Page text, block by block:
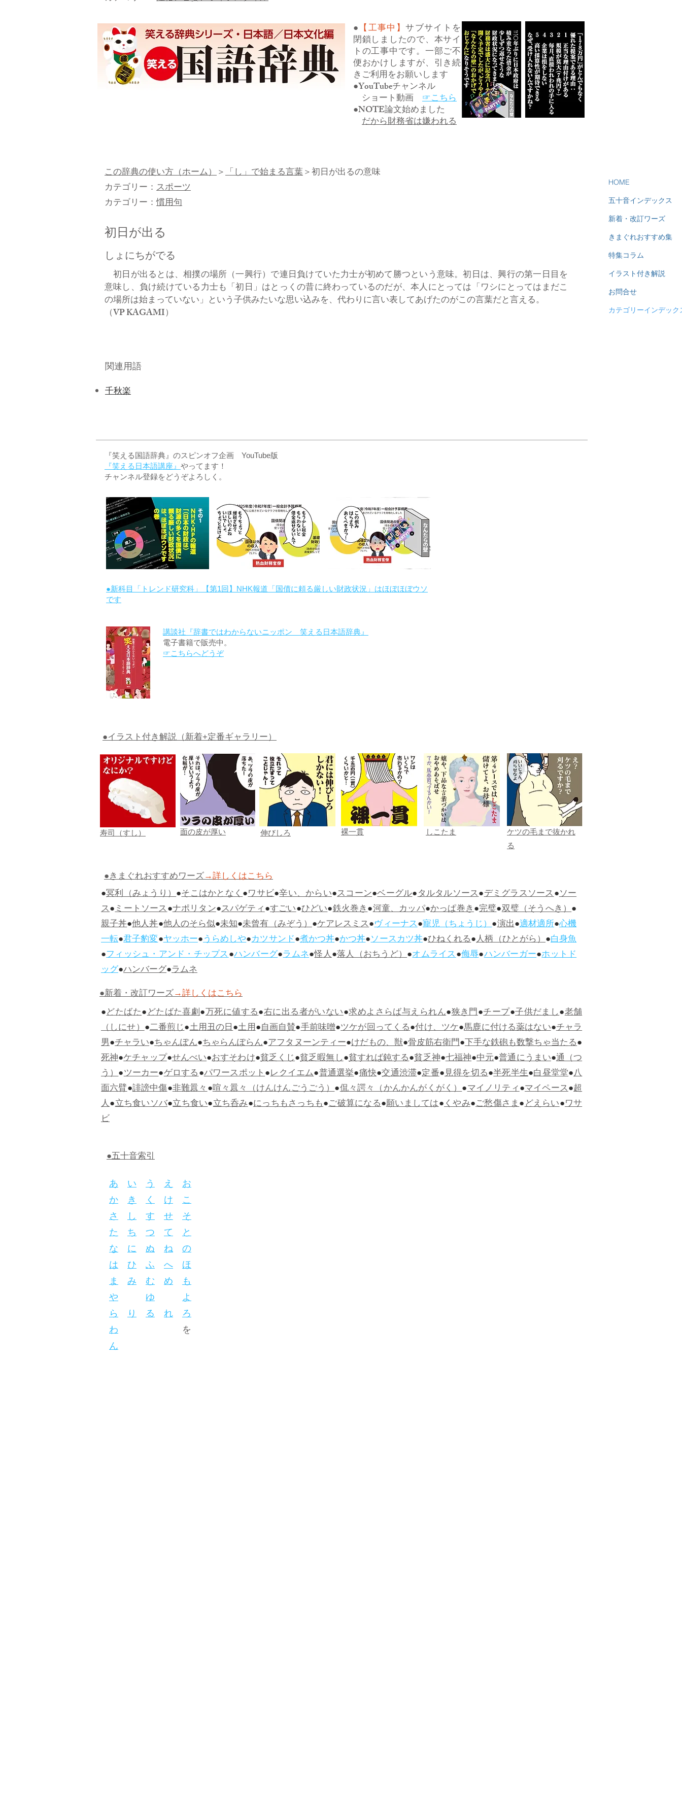
● 【工事中】サブサイトを
閉鎖しましたので、本サイ
トの工事中です。一部ご不
便おかけしますが、引き続
きご利用をお願いします
●YouTubeチャンネル
ショート動画 ☞こちら
●NOTE論文始めました
だから財務省は嫌われる
この辞典の使い方（ホーム）＞「し」で始まる言葉＞初日が出るの意味
カテゴリー： スポーツ
カテゴリー：慣用句
初日が出る
しょにちがでる
初日が出るとは、相撲の場所（一興行）で連日負けていた力士が初めて勝つという意味。初日は、興行の第一日目を
意味し、負け続けている力士も「初日」はとっくの昔に終わっているのだが、本人にとっては「ワシにとってはまだこ
の場所は始まっていない」という子供みたいな思い込みを、代わりに言い表してあげたのがこの言葉だと言える。
​（VP KAGAMI）
関連用語
千秋楽
HOME
五十音インデックス
新着・改訂ワーズ
きまぐれおすすめ集
特集コラム
イラスト付き解説
お問合せ
カテゴリーインデック
『笑える国語辞典』のスピンオフ企画 YouTube版
『笑える日本語講座』 やってます！
チャンネル登録をどうぞよろしく。
●新科目「トレンド研究科」【第1回】NHK報道「国債に頼る厳しい財政状況」はほぼほぼウソ
です
講談社『辞書ではわからないニッポン 笑える日本語辞典』
電子書籍で販売中。
☞こちらへどうぞ
●イラスト付き解説（新着+定番ギャラリー）
寿司（すし） 面の皮が厚い 伸びしろ 裸一貫 しこたま
ケツの毛まで抜かれ
る
●きまぐれおすすめワーズ→詳しくはこちら
●冥利（みょうり）●そこはかとなく●ワサビ●辛い、からい●スコーン●ベーグル●タルタルソース●デミグラスソース●ソー
ス●ミートソース●ナポリタン●スパゲティ●すごい●ひどい●鉄火巻き●河童、カッパ●かっぱ巻き●完璧●双璧（そうへき）●
親子丼●他人丼●他人のそら似●未知●未曾有（みぞう）●ケアレスミス●ヴィーナス●寵児（ちょうじ）●演出●適材適所●心機
一転●君子豹変●ヤッホー●うらめしや●カツサンド●煮かつ丼●かつ丼●ソースカツ丼●ひねくれる●人柄（ひとがら）●白身魚
●フィッシュ・アンド・チップス●ハンバーグ●ラムネ●怪人●落人（おちうど）●オムライス●侮辱●ハンバーガー●ホットド
ッグ●ハンバーグ●ラムネ
●新着・改訂ワーズ→詳しくはこちら
●どたばた●どたばた喜劇●万死に値する●右に出る者がいない●求めよさらば与えられん●狭き門●チープ●子供だまし●老舗
（しにせ）●二番煎じ●土用丑の日●土用●自画自賛●手前味噌●ツケが回ってくる●付け、ツケ●馬鹿に付ける薬はない●チャラ
男●チャラい●ちゃんぽん●ちゃらんぽらん●アフタヌーンティー●けだもの、獣●骨皮筋右衛門●下手な鉄砲も数撃ちゃ当たる●
死神●ケチャップ●せんべい●おすそわけ●貧乏くじ●貧乏暇無し●貧すれば鈍する●貧乏神●七福神●中元●普通にうまい●通（つ
う）●ツーカー●ゲロする●パワースポット●レクイエム●普通選挙●痛快●交通渋滞●定番●見得を切る●半死半生●白昼堂堂●八
面六臂●誹謗中傷●非難囂々●喧々囂々（けんけんごうごう）●侃々諤々（かんかんがくがく）●マイノリティ●マイペース●超
人●立ち食いソバ●立ち食い●立ち呑み●にっちもさっちも●ご破算になる●願いましては●くやみ●ご愁傷さま●どえらい●ワサ
ビ
●五十音索引
あ い う え お
か き く け こ
さ し す せ そ
た ち つ て と
な に ぬ ね の
は ひ ふ へ ほ
ま み む め も
や
ゆ
よ
ら り る れ ろ
わ を
ん